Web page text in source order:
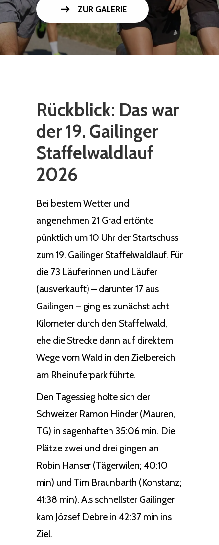
arrow_right_alt ZUR GALERIE
Rückblick: Das war
der 19. Gailinger
Staffelwaldlauf
2026
Bei bestem Wetter und
angenehmen 21 Grad ertönte
pünktlich um 10 Uhr der Startschuss
zum 19. Gailinger Staffelwaldlauf. Für
die 73 Läuferinnen und Läufer
(ausverkauft) – darunter 17 aus
Gailingen – ging es zunächst acht
Kilometer durch den Staffelwald,
ehe die Strecke dann auf direktem
Wege vom Wald in den Zielbereich
am Rheinuferpark führte.
Den Tagessieg holte sich der
Schweizer Ramon Hinder (Mauren,
TG) in sagenhaften 35:06 min. Die
Plätze zwei und drei gingen an
Robin Hanser (Tägerwilen; 40:10
min) und Tim Braunbarth (Konstanz;
41:38 min). Als schnellster Gailinger
kam József Debre in 42:37 min ins
Ziel.